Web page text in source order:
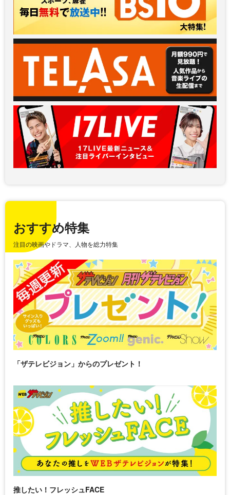
おすすめ特集
注目の映画やドラマ、人物を総力特集
「ザテレビジョン」からのプレゼント！
推したい！フレッシュFACE